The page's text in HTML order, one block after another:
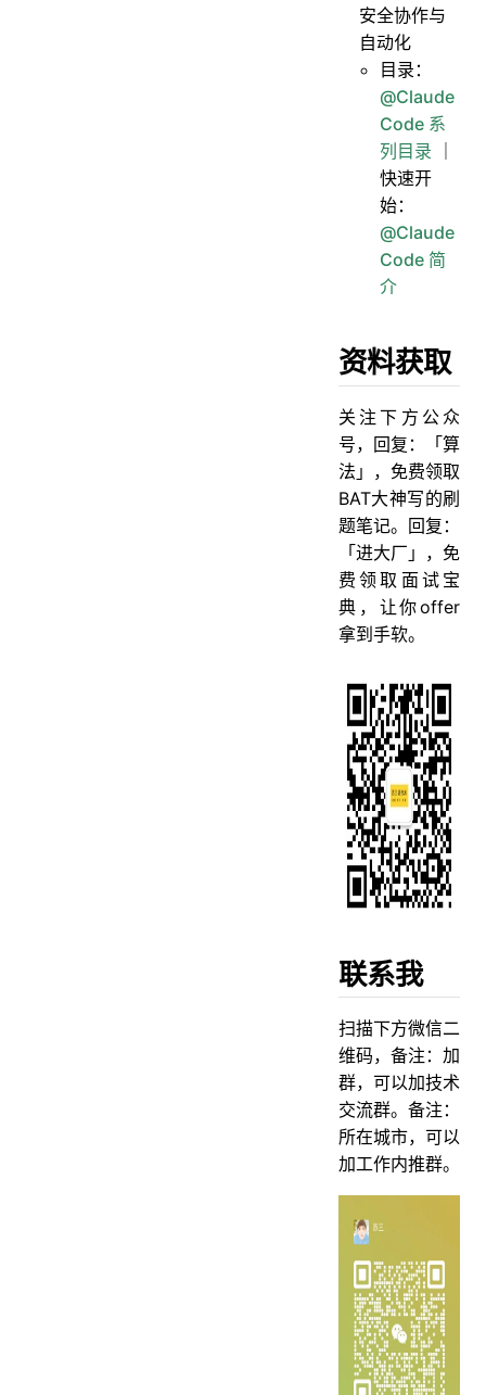
安全协作与
自动化
目录：
@Claude
Code 系
列目录
快速开
始：
@Claude
Code 简
介
资料获取
关注下方公众
号，回复：「算
法」，免费领取
BAT大神写的刷
题笔记。回复：
「进大厂」，免
费领取面试宝
典，让你offer
拿到手软。
联系我
扫描下方微信二
维码，备注：加
群，可以加技术
交流群。备注：
所在城市，可以
加工作内推群。